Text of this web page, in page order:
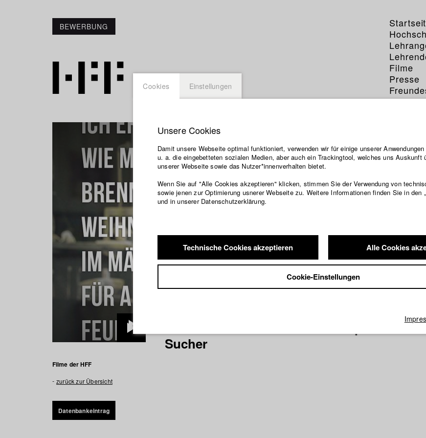
BEWERBUNG
Filme
Presse
Service
Play
Filme der HFF
zurück zur Übersicht
Datenbankeintrag
TRUE STORIES*50 Jahre HFF Episode
Sucher
Cookies Einstellungen
Unsere Cookies
Damit unsere Webseite optimal funktioniert, verwenden wir für einige unserer
u. a. die eingebetteten sozialen Medien, aber auch ein Trackingtool, welches uns Auskunft
unserer Webseite sowie das Nutzer*innenverhalten bietet.
Wenn Sie auf "Alle Cookies akzeptieren" klicken, stimmen Sie der Verwendung von
sowie jenen zur Optimierung usnerer Webseite zu. Weitere Informationen finden Sie in den
und in unserer Datenschutzerklärung.
Technische Cookies akzeptieren Alle Cookies
Cookie-Einstellungen